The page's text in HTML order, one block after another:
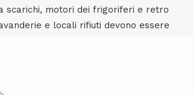
scarichi, motori dei frigoriferi e retro
e locali rifiuti devono essere